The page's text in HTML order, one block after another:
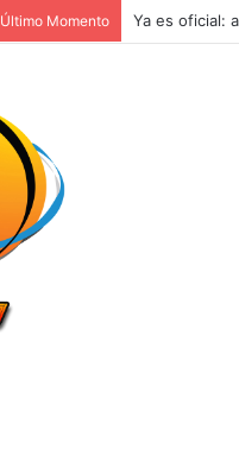
Último Momento Ya es oficial: